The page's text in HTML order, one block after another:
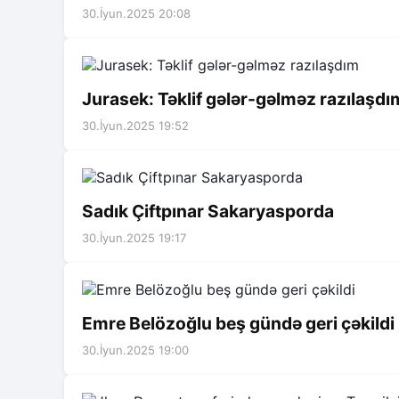
30.İyun.2025 20:08
Jurasek: Təklif gələr-gəlməz
30.İyun.2025 19:52
Sadık Çiftpınar Sakaryasporda
30.İyun.2025 19:17
Emre Belözoğlu beş gündə geri çəkildi
30.İyun.2025 19:00